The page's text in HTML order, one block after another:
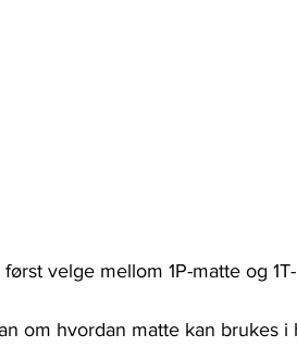
velge mellom 1P-matte og
om hvordan matte kan brukes i